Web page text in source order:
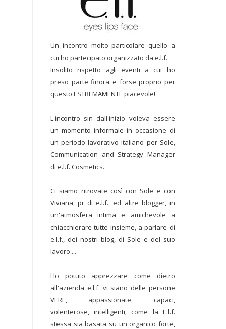
Un incontro molto particolare quello a
cui ho partecipato organizzato da e.l.f.
Insolito rispetto agli eventi a cui ho
preso parte finora e forse proprio per
questo ESTREMAMENTE piacevole!
L'incontro sin dall'inizio voleva essere
un momento informale in occasione di
un periodo lavorativo italiano per Sole,
Communication and Strategy Manager
di e.l.f. Cosmetics.
Ci siamo ritrovate così con Sole e con
Viviana, pr di e.l.f., ed altre blogger, in
un'atmosfera intima e amichevole a
chiacchierare tutte insieme, a parlare di
e.l.f., dei nostri blog, di Sole e del suo
lavoro.....
Ho potuto apprezzare come dietro
all'azienda e.l.f. vi siano delle persone
VERE, appassionate, capaci,
volenterose, intelligenti; come la E.l.f.
stessa sia basata su un organico forte,